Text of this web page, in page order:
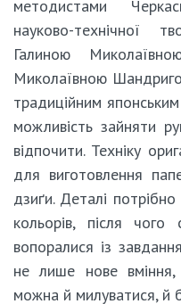
методистами
науково-технічної
Галиною
Миколаївною
традиційним
можливість зайняти
відпочити. Техніку
для виготовлення
дзиґи. Деталі
кольорів, після
вопоралися із
не лише нове
можна й милуватися, й